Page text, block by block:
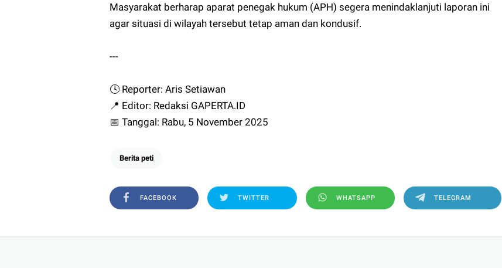
Masyarakat berharap aparat penegak hukum (APH) segera menindaklanjuti laporan ini
agar situasi di wilayah tersebut tetap aman dan kondusif.
---
🕓 Reporter: Aris Setiawan
📍 Editor: Redaksi GAPERTA.ID
📅 Tanggal: Rabu, 5 November 2025
Berita peti
FACEBOOK TWITTER WHATSAPP TELEGRAM